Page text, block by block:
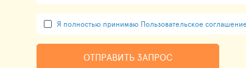
Я полностью принимаю Пользовательское
ОТПРАВИТЬ ЗАПРОС